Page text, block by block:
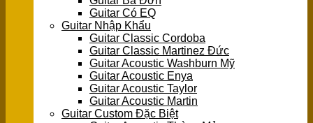
Guitar Có EQ
Guitar Nhập Khẩu
Guitar Classic Cordoba
Guitar Classic Martinez Đức
Guitar Acoustic Washburn Mỹ
Guitar Acoustic Enya
Guitar Acoustic Taylor
Guitar Acoustic Martin
Guitar Custom Đặc Biệt